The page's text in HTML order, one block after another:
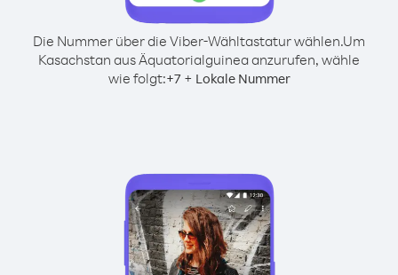
Die Nummer über die Viber-Wähltastatur wählen.Um
Kasachstan aus Äquatorialguinea anzurufen, wähle
wie folgt:+7+ Lokale Nummer